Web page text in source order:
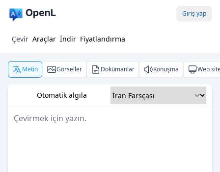
Giriş yap
Çevir Araçlar İndir Fiyatlandırma
Metin Görseller Dokümanlar Konuşma Web
Otomatik algıla